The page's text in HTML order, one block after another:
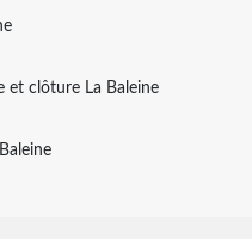
et clôture La Baleine